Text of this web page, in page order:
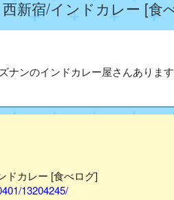
新宿/インドカレー [食
ナンのインドカレー屋さんありま
ドカレー [食べログ]
13204245/